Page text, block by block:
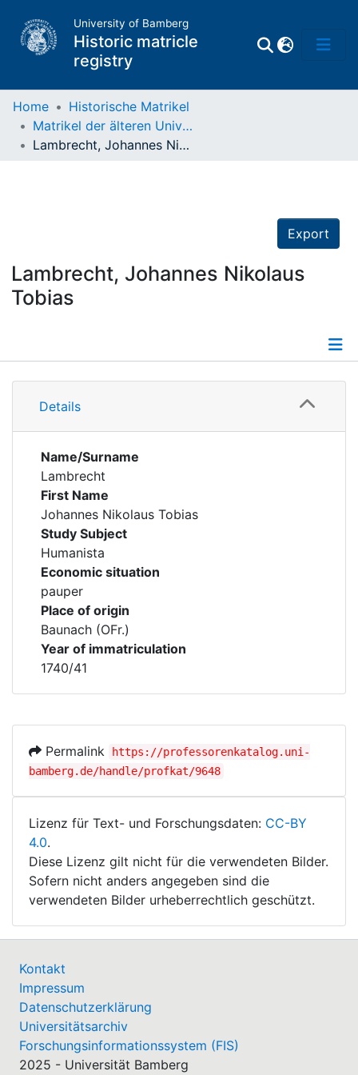
University of Bamberg
Historic matricle
registry
Matrikel
Home
Historische Matrikel
Matrikel der älteren Universität
Lambrecht, Johannes Nikolaus Tobias
Export
Lambrecht, Johannes Nikolaus
Tobias
Details
Details
Name/Surname
Lambrecht
First Name
Johannes Nikolaus Tobias
Study Subject
Humanista
Economic situation
pauper
Place of origin
Baunach (OFr.)
Year of immatriculation
1740/41
Permalink
https://professorenkatalog.uni-
bamberg.de/handle/profkat/9648
Lizenz für Text- und Forschungsdaten: CC-BY
4.0.
Diese Lizenz gilt nicht für die verwendeten Bilder.
Sofern nicht anders angegeben sind die
verwendeten Bilder urheberrechtlich geschützt.
Kontakt
Impressum
Datenschutzerklärung
Universitätsarchiv
Forschungsinformationssystem (FIS)
2025 - Universität Bamberg